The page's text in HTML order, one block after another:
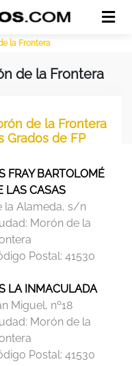
la Frontera
de la Frontera
de la Frontera
Grados de FP
FRAY BARTOLOMÉ
LAS CASAS
la Alameda, s/n
Morón de la
Postal: 41530
LA INMACULADA
Miguel, nº18
Morón de la
Postal: 41530